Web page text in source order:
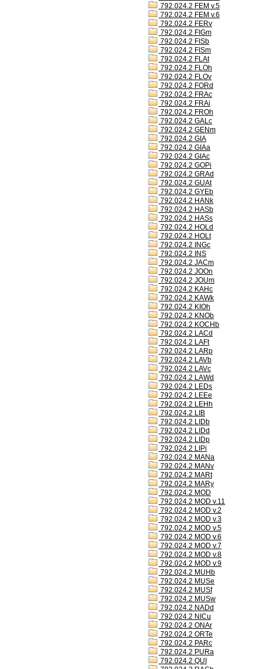
792.024.2 FEM v.5
792.024.2 FEM v.6
792.024.2 FERv
792.024.2 FIGm
792.024.2 FISb
792.024.2 FISm
792.024.2 FLAt
792.024.2 FLOh
792.024.2 FLOv
792.024.2 FORd
792.024.2 FRAc
792.024.2 FRAi
792.024.2 FROh
792.024.2 GALc
792.024.2 GENm
792.024.2 GIA
792.024.2 GIAa
792.024.2 GIAc
792.024.2 GOPi
792.024.2 GRAd
792.024.2 GUAt
792.024.2 GYEb
792.024.2 HANk
792.024.2 HASb
792.024.2 HASs
792.024.2 HOLd
792.024.2 HOLt
792.024.2 INGc
792.024.2 INS
792.024.2 JACm
792.024.2 JOOn
792.024.2 JOUm
792.024.2 KAHc
792.024.2 KAWk
792.024.2 KIOh
792.024.2 KNOb
792.024.2 KOCHb
792.024.2 LACd
792.024.2 LAFt
792.024.2 LARp
792.024.2 LAVb
792.024.2 LAVc
792.024.2 LAWd
792.024.2 LEDs
792.024.2 LEEe
792.024.2 LEHh
792.024.2 LIB
792.024.2 LIDb
792.024.2 LIDd
792.024.2 LIDp
792.024.2 LIPi
792.024.2 MANa
792.024.2 MANv
792.024.2 MARt
792.024.2 MARy
792.024.2 MOD
792.024.2 MOD v.11
792.024.2 MOD v.2
792.024.2 MOD v.3
792.024.2 MOD v.5
792.024.2 MOD v.6
792.024.2 MOD v.7
792.024.2 MOD v.8
792.024.2 MOD v.9
792.024.2 MUHb
792.024.2 MUSe
792.024.2 MUSf
792.024.2 MUSw
792.024.2 NADd
792.024.2 NICu
792.024.2 ONAr
792.024.2 ORTe
792.024.2 PARc
792.024.2 PURa
792.024.2 QUI